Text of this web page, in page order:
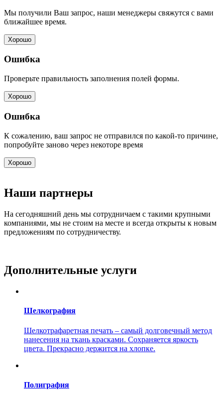
Мы получили Ваш запрос, наши менеджеры свяжутся с вами
ближайшее время.
Хорошо
Ошибка
Проверьте правильность заполнения полей формы.
Хорошо
Ошибка
К сожалению, ваш запрос не отправился по какой-то причине,
попробуйте заново через некоторе время
Хорошо
Наши партнеры
На сегодняшний день мы сотрудничаем с такими крупными
компаниями, мы не стоим на месте и всегда открыты к новым
предложениям по сотрудничеству.
Дополнительные услуги
Шелкография
Шелкотрафаретная печать – самый долговечный метод
нанесения на ткань красками. Сохраняется яркость
цвета. Прекрасно держится на хлопке.
Полиграфия